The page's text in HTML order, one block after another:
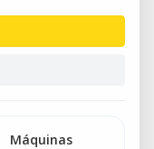
Máquinas